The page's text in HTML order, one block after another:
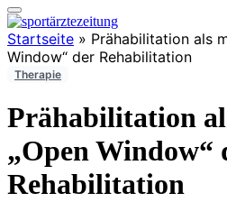
Startseite » Prähabilitation als
Window“ der Rehabilitation
Therapie
Prähabilitation
„Open Window“
Rehabilitation